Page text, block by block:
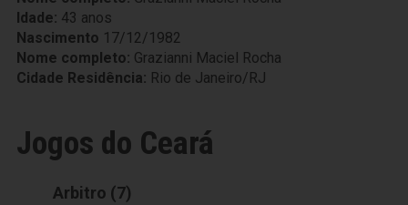
Idade: 43 anos
Nascimento 17/12/1982
Nome completo: Grazianni Maciel Rocha
Cidade Residência: Rio de Janeiro/RJ
Jogos do Ceará
Arbitro (7)